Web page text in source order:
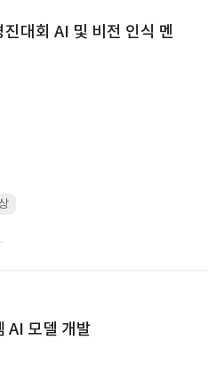
대회 AI 및 비전 인식 멘
AI 모델 개발